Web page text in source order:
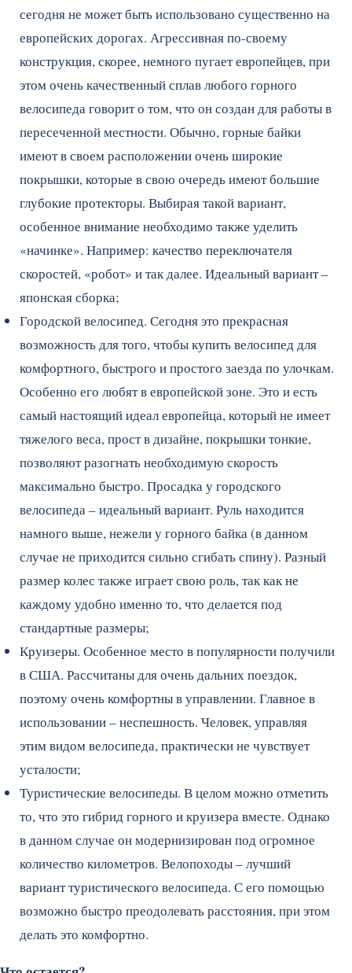
сегодня не может быть использовано существенно на
европейских дорогах. Агрессивная по-своему
конструкция, скорее, немного пугает европейцев, при
этом очень качественный сплав любого горного
велосипеда говорит о том, что он создан для работы в
пересеченной местности. Обычно, горные байки
имеют в своем расположении очень широкие
покрышки, которые в свою очередь имеют большие
глубокие протекторы. Выбирая такой вариант,
особенное внимание необходимо также уделить
«начинке». Например: качество переключателя
скоростей, «робот» и так далее. Идеальный вариант –
японская сборка;
Городской велосипед. Сегодня это прекрасная
возможность для того, чтобы купить велосипед для
комфортного, быстрого и простого заезда по улочкам.
Особенно его любят в европейской зоне. Это и есть
самый настоящий идеал европейца, который не имеет
тяжелого веса, прост в дизайне, покрышки тонкие,
позволяют разогнать необходимую скорость
максимально быстро. Просадка у городского
велосипеда – идеальный вариант. Руль находится
намного выше, нежели у горного байка (в данном
случае не приходится сильно сгибать спину). Разный
размер колес также играет свою роль, так как не
каждому удобно именно то, что делается под
стандартные размеры;
Круизеры. Особенное место в популярности получили
в США. Рассчитаны для очень дальних поездок,
поэтому очень комфортны в управлении. Главное в
использовании – неспешность. Человек, управляя
этим видом велосипеда, практически не чувствует
усталости;
Туристические велосипеды. В целом можно отметить
то, что это гибрид горного и круизера вместе. Однако
в данном случае он модернизирован под огромное
количество километров. Велопоходы – лучший
вариант туристического велосипеда. С его помощью
возможно быстро преодолевать расстояния, при этом
делать это комфортно.